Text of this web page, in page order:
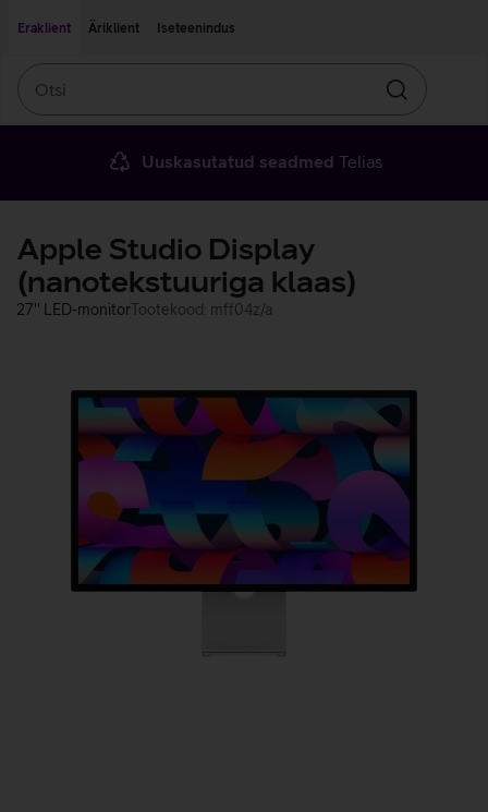
Eraklient
Äriklient Iseteenindus
Otsin
Uuskasutatud seadmed Telias
Apple Studio Display
(nanotekstuuriga klaas)
27'' LED-monitorTootekood: mff04z/a